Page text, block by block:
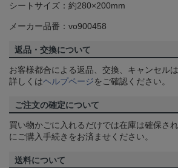
シートサイズ：約280×200mm
メーカー品番：vo900458
返品・交換について
お客様都合による返品、交換、キャンセル
詳しくはヘルプページをご確認ください。
ご注文の確定について
買い物かごに入れるだけでは在庫は確保さ
にご購入手続きをお済ませください。
送料について